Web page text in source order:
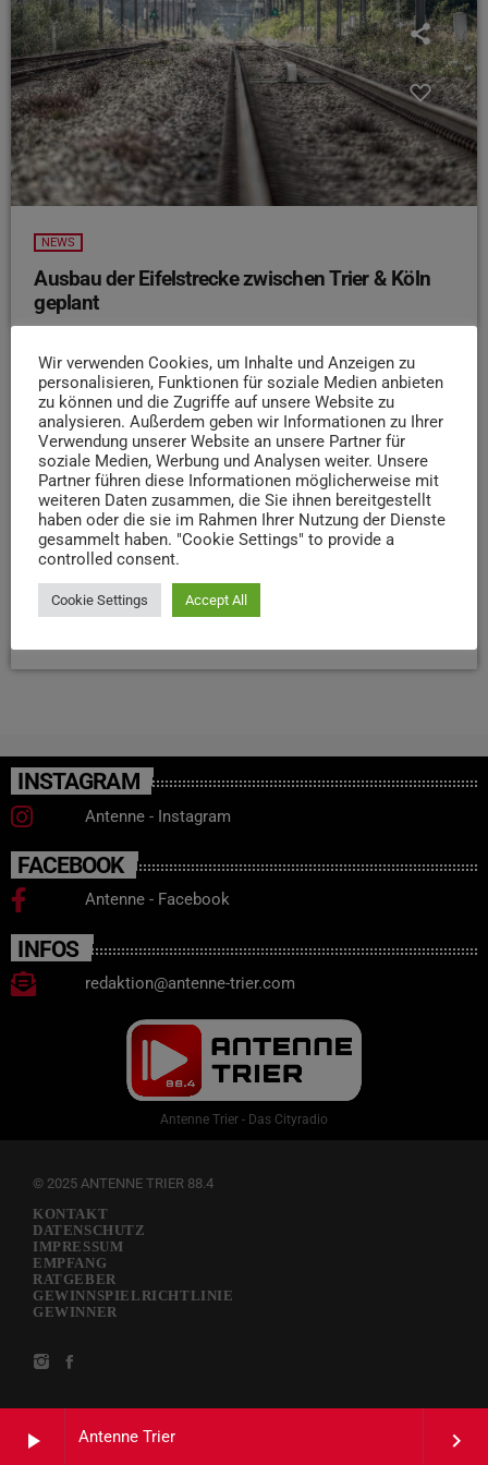
play_arrow Antenne Trier keyboard_arrow_right
NEWS
Ausbau der Eifelstrecke zwischen Trier & Köln
geplant
ausgebaut werden. Darauf haben sich laut Ministerium für
Klimaschutz, Umwelt, Energie und Mobilität Rheinland-
Pfalz mehrere Bundesländer und Verkehrsverbände in
einer Absichtserklärung verständigt. Ziel ist es, die
Eifelstrecke Köln–Gerolstein–Trier leistungsfähiger zu
machen. Geplant sind unter anderem zusätzliche
zweigleisige Abschnitte sowie bessere Verbindungen in
Richtung Luxemburg und Saarbrücken. Langfristig soll
zwischen Köln und Trier ein schneller Regionalexpress im
Stundentakt fahren.
INSTAGRAM
Antenne - Instagram
FACEBOOK
Antenne - Facebook
INFOS
redaktion@antenne-trier.com
Antenne Trier - Das Cityradio
© 2025 ANTENNE TRIER 88.4
KONTAKT
DATENSCHUTZ
IMPRESSUM
EMPFANG
RATGEBER
GEWINNSPIELRICHTLINIE
GEWINNER
Wir verwenden Cookies, um Inhalte und Anzeigen zu
personalisieren, Funktionen für soziale Medien anbieten
zu können und die Zugriffe auf unsere Website zu
analysieren. Außerdem geben wir Informationen zu Ihrer
Verwendung unserer Website an unsere Partner für
soziale Medien, Werbung und Analysen weiter. Unsere
Partner führen diese Informationen möglicherweise mit
weiteren Daten zusammen, die Sie ihnen bereitgestellt
haben oder die sie im Rahmen Ihrer Nutzung der Dienste
gesammelt haben. "Cookie Settings" to provide a
controlled consent.
Cookie Settings Accept All